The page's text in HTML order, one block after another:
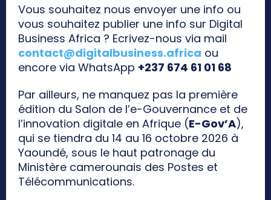
Vous souhaitez nous envoyer une info ou
vous souhaitez publier une info sur Digital
Business Africa ? Ecrivez-nous via mail
contact@digitalbusiness.africa ou
encore via WhatsApp +237 674 61 01 68
Par ailleurs, ne manquez pas la première
édition du Salon de l’e-Gouvernance et de
l’innovation digitale en Afrique (E-Gov’A),
qui se tiendra du 14 au 16 octobre 2026 à
Yaoundé, sous le haut patronage du
Ministère camerounais des Postes et
Télécommunications.